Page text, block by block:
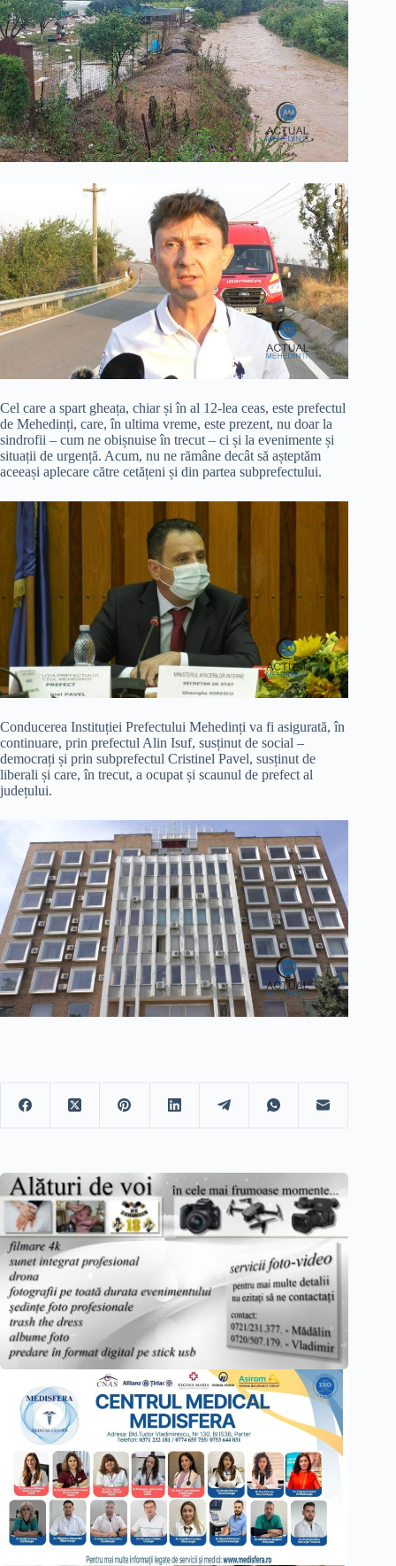
Cel care a spart gheața, chiar și în al 12-lea ceas, este prefectul
de Mehedinți, care, în ultima vreme, este prezent, nu doar la
sindrofii – cum ne obișnuise în trecut – ci și la evenimente și
situații de urgență. Acum, nu ne rămâne decât să așteptăm
aceeași aplecare către cetățeni și din partea subprefectului.
Conducerea Instituției Prefectului Mehedinți va fi asigurată, în
continuare, prin prefectul Alin Isuf, susținut de social –
democrați și prin subprefectul Cristinel Pavel, susținut de
liberali și care, în trecut, a ocupat și scaunul de prefect al
județului.